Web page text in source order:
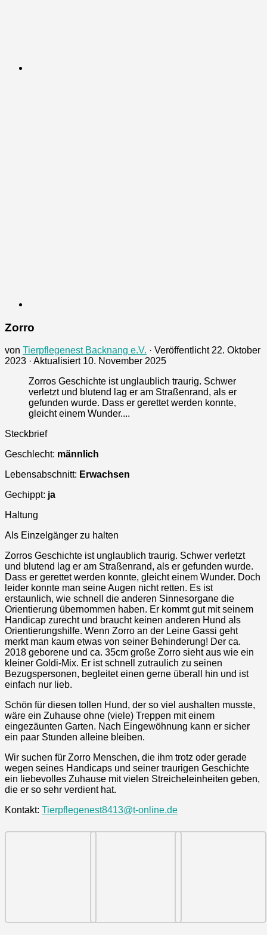
Zorro
von Tierpflegenest Backnang e.V. · Veröffentlicht22. Oktober
2023 · Aktualisiert 10. November 2025
Zorros Geschichte ist unglaublich traurig. Schwer
verletzt und blutend lag er am Straßenrand, als er
gefunden wurde. Dass er gerettet werden konnte,
gleicht einem Wunder....
Steckbrief
Geschlecht: männlich
Lebensabschnitt: Erwachsen
Gechippt: ja
Haltung
Als Einzelgänger zu halten
Zorros Geschichte ist unglaublich traurig. Schwer verletzt
und blutend lag er am Straßenrand, als er gefunden wurde.
Dass er gerettet werden konnte, gleicht einem Wunder. Doch
leider konnte man seine Augen nicht retten. Es ist
erstaunlich, wie schnell die anderen Sinnesorgane die
Orientierung übernommen haben. Er kommt gut mit seinem
Handicap zurecht und braucht keinen anderen Hund als
Orientierungshilfe. Wenn Zorro an der Leine Gassi geht
merkt man kaum etwas von seiner Behinderung! Der ca.
2018 geborene und ca. 35cm große Zorro sieht aus wie ein
kleiner Goldi-Mix. Er ist schnell zutraulich zu seinen
Bezugspersonen, begleitet einen gerne überall hin und ist
einfach nur lieb.
Schön für diesen tollen Hund, der so viel aushalten musste,
wäre ein Zuhause ohne (viele) Treppen mit einem
eingezäunten Garten. Nach Eingewöhnung kann er sicher
ein paar Stunden alleine bleiben.
Wir suchen für Zorro Menschen, die ihm trotz oder gerade
wegen seines Handicaps und seiner traurigen Geschichte
ein liebevolles Zuhause mit vielen Streicheleinheiten geben,
die er so sehr verdient hat.
Kontakt: Tierpflegenest8413@t-online.de